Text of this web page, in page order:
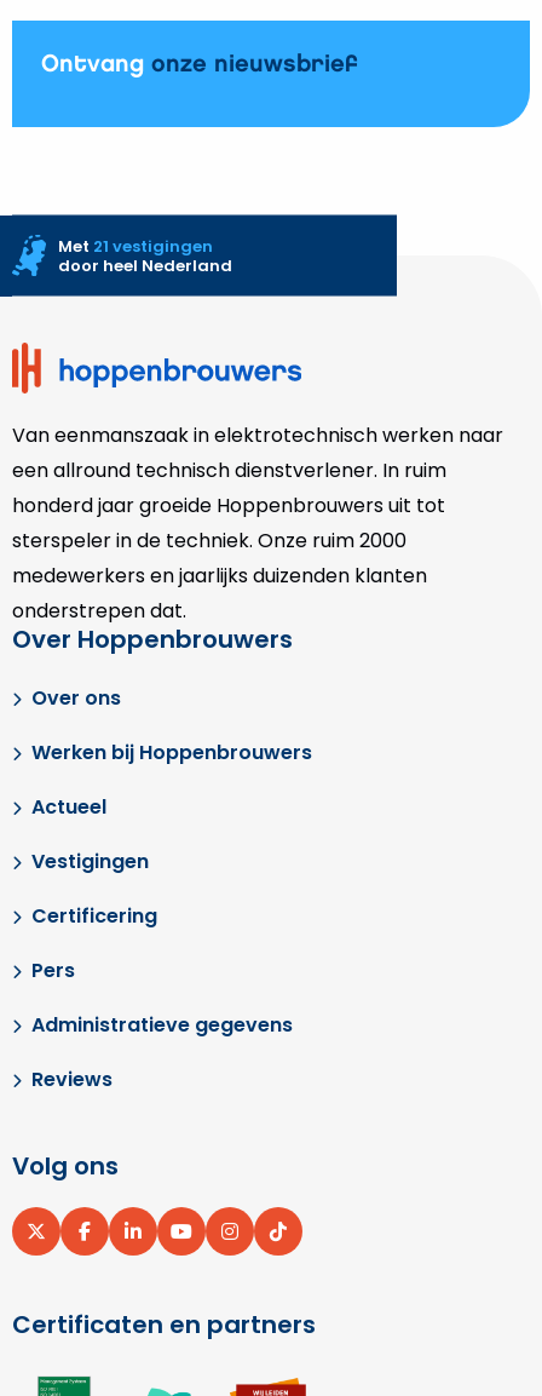
wat
betekent
Ontvang onze nieuwsbrief
Site
Met 21 vestigingen
door heel Nederland
Van eenmanszaak in elektrotechnisch werken naar
een allround technisch dienstverlener. In ruim
honderd jaar groeide Hoppenbrouwers uit tot
sterspeler in de techniek. Onze ruim 2000
medewerkers en jaarlijks duizenden klanten
onderstrepen dat.
Over Hoppenbrouwers
Over ons
Werken bij Hoppenbrouwers
Actueel
Vestigingen
Certificering
Pers
Administratieve gegevens
Reviews
Volg ons
Ga
Ga
Ga
Ga
Ga
Ga
Certificaten en partners